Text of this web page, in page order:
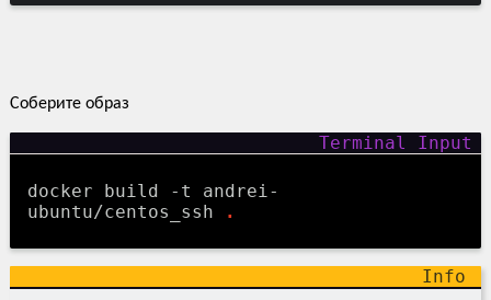
Соберите образ
docker build -t andrei-
ubuntu/centos_ssh
.